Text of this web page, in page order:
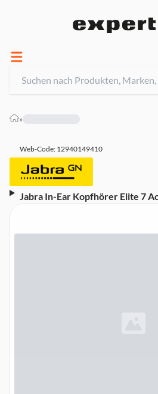
»
Web-Code: 12940149410
Jabra In-Ear Kopfhörer Elite 7